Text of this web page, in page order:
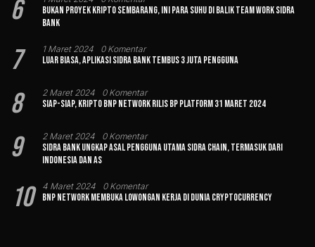
6
Bukan Proyek Kripto Sembarang, Ini Para Suhu di Balik Team Work Sidra
Bank
7 1 Maret 2024 0 Komentar
Luar Biasa, Aplikasi Sidra Bank Tembus 3 Juta Pengguna
8 2 Maret 2024 0 Komentar
Siap-siap, Kripto BNP Network Rilis BP Platform 31 Maret 2024
9 2 Maret 2024 0 Komentar
Sidra Bank Ungkap Asal Pengguna Utama Sidra Chain, Termasuk dari
Indonesia dan AS
10 4 Maret 2024 0 Komentar
BNP Network Membuka Lowongan Kerja di Dunia Cryptocurrency